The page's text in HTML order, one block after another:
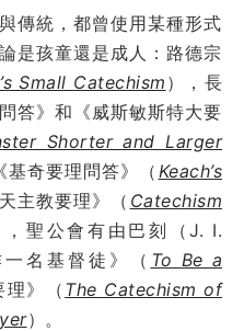
傳統，都曾使用某種形式
是孩童還是成人：路德宗
Small Catechism ），長
答》和《威斯敏斯特大要
Shorter and Larger
基奇要理問答》（ Keach’s
主教要理》（ Catechism
，聖公會有由巴刻（J. I.
名基督徒》（ To Be a
理》（ The Catechism of
）。